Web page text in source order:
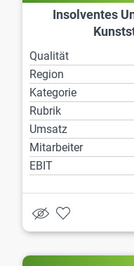
Insolventes
Qualität
Region
Kategorie
Rubrik
Umsatz
Mitarbeiter
EBIT